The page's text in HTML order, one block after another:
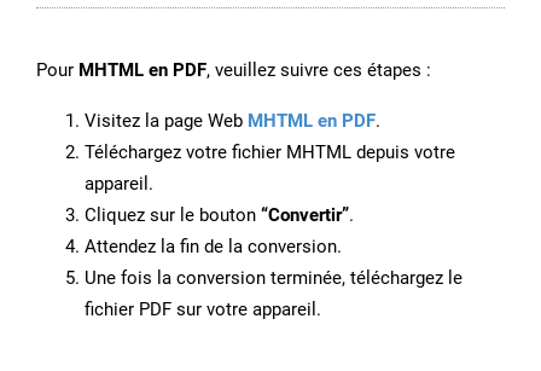
Pour MHTML en PDF, veuillez suivre ces étapes :
Visitez la page Web MHTML en PDF.
Téléchargez votre fichier MHTML depuis votre
appareil.
Cliquez sur le bouton “Convertir”.
Attendez la fin de la conversion.
Une fois la conversion terminée, téléchargez le
fichier PDF sur votre appareil.